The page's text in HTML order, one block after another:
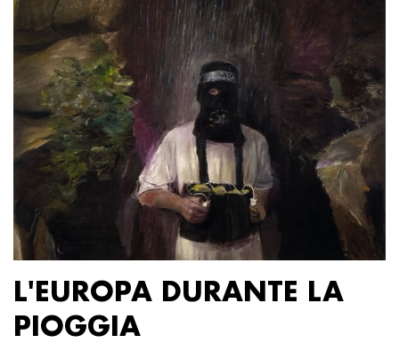
L'EUROPA DURANTE LA
PIOGGIA